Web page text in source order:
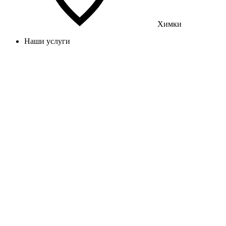
Химки
Наши услуги